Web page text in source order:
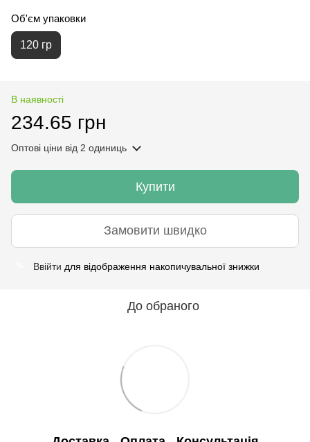
Об'єм упаковки
120 гр
В наявності
234.65 грн
Оптові ціни від 2 одиниць
Купити
Замовити швидко
Ввійти для відображення накопичувальної знижки
До обраного